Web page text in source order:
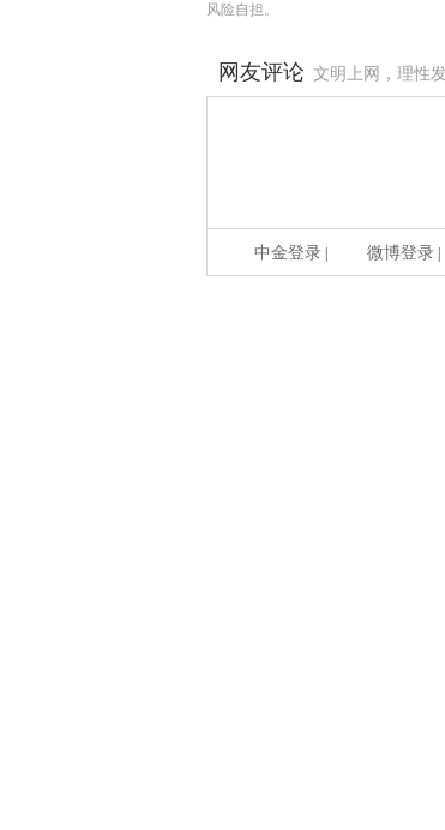
风险自担。
网友评论 文明上网，理性
中金登录 微博登录